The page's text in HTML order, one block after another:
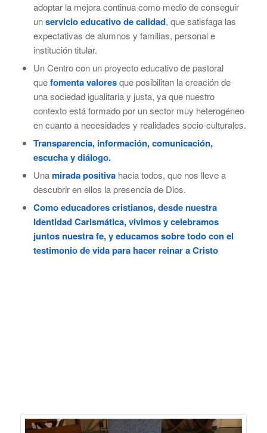
adoptar la mejora continua como medio de conseguir
unservicio educativo de calidad, que satisfaga las
expectativas de alumnos y familias, personal e
institución titular.
Un Centro con un proyecto educativo de pastoral
quefomenta valoresque posibilitan la creación de
una sociedad igualitaria y justa, ya que nuestro
contexto está formado por un sector muy heterogéneo
en cuanto a necesidades y realidades socio-culturales.
Transparencia, información, comunicación,
escucha y diálogo.
Unamirada positivahacia todos, que nos lleve a
descubrir en ellos la presencia de Dios.
Como educadores cristianos, desde nuestra
Identidad Carismática, vivimos y celebramos
juntos nuestra fe, y educamos sobre todo con el
testimonio de vida para hacer reinar a Cristo